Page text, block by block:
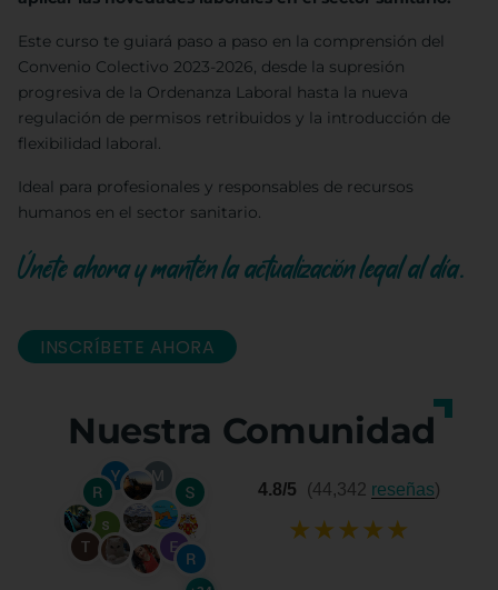
Este curso te guiará paso a paso en la comprensión del
Convenio Colectivo 2023-2026, desde la supresión
progresiva de la Ordenanza Laboral hasta la nueva
regulación de permisos retribuidos y la introducción de
flexibilidad laboral.
Ideal para profesionales y responsables de recursos
humanos en el sector sanitario.
Únete ahora y mantén la actualización legal al día.
INSCRÍBETE AHORA
Nuestra Comunidad
4.8/5 (44,342 reseñas)
★★★★★